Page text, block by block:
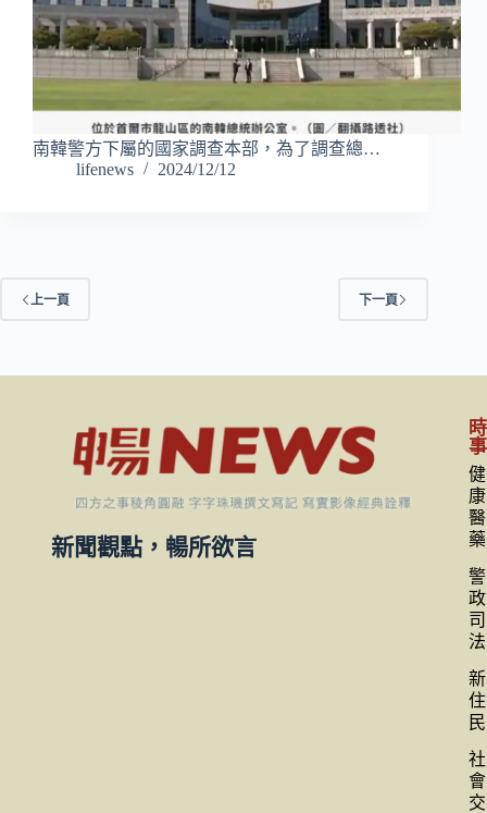
南韓警方下屬的國家調查本部，為了調查總…
lifenews
2024/12/12
上一頁 下一頁
新聞觀點，暢所欲言
時
事
健
康
醫
藥
警
政
司
法
新
住
民
社
會
交